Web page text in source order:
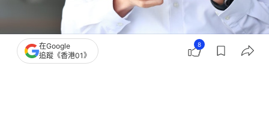
撰文：歐陽德浩
在Google
追蹤《香港01》
8